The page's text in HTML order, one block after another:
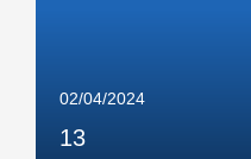
02/04/2024
13